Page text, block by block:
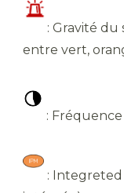
​: Gravité
entre vert,
:
: